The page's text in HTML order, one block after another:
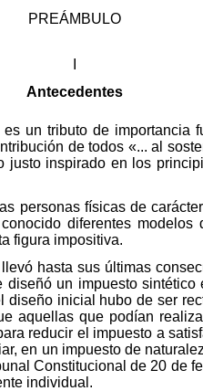
PREÁMBULO
Antecedentes
un tributo de importancia
de todos «... al
justo inspirado en los
personas físicas de
diferentes
figura impositiva.
hasta sus últimas
un impuesto
inicial hubo de ser
aquellas que podían
reducir el impuesto a
en un impuesto de
Constitucional de 20 de
individual.